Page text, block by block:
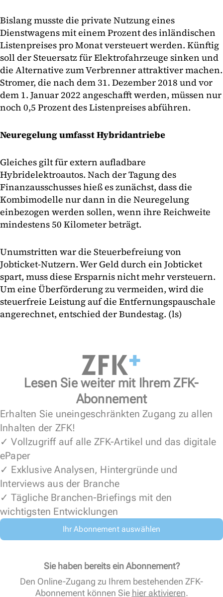
Bislang musste die private Nutzung eines
Dienstwagens mit einem Prozent des inländischen
Listenpreises pro Monat versteuert werden. Künftig
soll der Steuersatz für Elektrofahrzeuge sinken und
die Alternative zum Verbrenner attraktiver machen.
Stromer, die nach dem 31. Dezember 2018 und vor
dem 1. Januar 2022 angeschafft werden, müssen nur
noch 0,5 Prozent des Listenpreises abführen.
Neuregelung umfasst Hybridantriebe
Gleiches gilt für extern aufladbare
Hybridelektroautos. Nach der Tagung des
Finanzausschusses hieß es zunächst, dass die
Kombimodelle nur dann in die Neuregelung
einbezogen werden sollen, wenn ihre Reichweite
mindestens 50 Kilometer beträgt.
Unumstritten war die Steuerbefreiung von
Jobticket-Nutzern. Wer Geld durch ein Jobticket
spart, muss diese Ersparnis nicht mehr versteuern.
Um eine Überförderung zu vermeiden, wird die
steuerfreie Leistung auf die Entfernungspauschale
angerechnet, entschied der Bundestag. (ls)
Lesen Sie weiter mit Ihrem ZFK-
Abonnement
Erhalten Sie uneingeschränkten Zugang zu allen
Inhalten der ZFK!
✓ Vollzugriff auf alle ZFK-Artikel und das digitale
ePaper
✓ Exklusive Analysen, Hintergründe und
Interviews aus der Branche
✓ Tägliche Branchen-Briefings mit den
wichtigsten Entwicklungen
Ihr Abonnement auswählen
Sie haben bereits ein Abonnement?
Den Online-Zugang zu Ihrem bestehenden ZFK-
Abonnement können Sie hier aktivieren.